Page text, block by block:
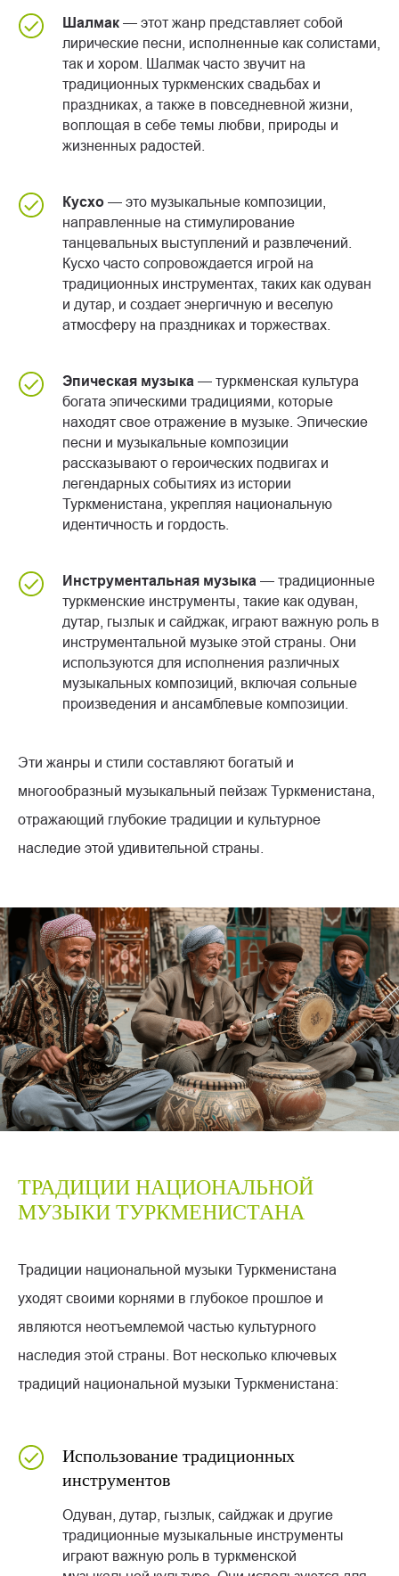
Шалмак — этот жанр представляет собой
лирические песни, исполненные как солистами,
так и хором. Шалмак часто звучит на
традиционных туркменских свадьбах и
праздниках, а также в повседневной жизни,
воплощая в себе темы любви, природы и
жизненных радостей.
Кусхо — это музыкальные композиции,
направленные на стимулирование
танцевальных выступлений и развлечений.
Кусхо часто сопровождается игрой на
традиционных инструментах, таких как одуван
и дутар, и создает энергичную и веселую
атмосферу на праздниках и торжествах.
Эпическая музыка — туркменская культура
богата эпическими традициями, которые
находят свое отражение в музыке. Эпические
песни и музыкальные композиции
рассказывают о героических подвигах и
легендарных событиях из истории
Туркменистана, укрепляя национальную
идентичность и гордость.
Инструментальная музыка — традиционные
туркменские инструменты, такие как одуван,
дутар, гызлык и сайджак, играют важную роль в
инструментальной музыке этой страны. Они
используются для исполнения различных
музыкальных композиций, включая сольные
произведения и ансамблевые композиции.
Эти жанры и стили составляют богатый и
многообразный музыкальный пейзаж Туркменистана,
отражающий глубокие традиции и культурное
наследие этой удивительной страны.
ТРАДИЦИИ НАЦИОНАЛЬНОЙ
МУЗЫКИ ТУРКМЕНИСТАНА
Традиции национальной музыки Туркменистана
уходят своими корнями в глубокое прошлое и
являются неотъемлемой частью культурного
наследия этой страны. Вот несколько ключевых
традиций национальной музыки Туркменистана:
Использование традиционных
инструментов
Одуван, дутар, гызлык, сайджак и другие
традиционные музыкальные инструменты
играют важную роль в туркменской